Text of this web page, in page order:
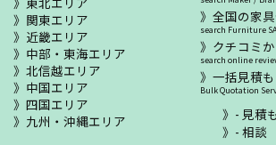
関東エリア
近畿エリア
中部・東海エリア
北信越エリア
中国エリア
四国エリア
九州・沖縄エリア
全国の家
search Furniture
クチコミ
search online
一括見積
Bulk Quotation
- 見積
- 相談